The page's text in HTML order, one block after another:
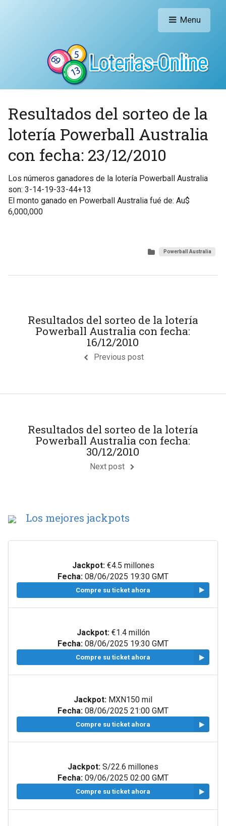
Menu
Resultados del sorteo de la
lotería Powerball Australia
con fecha: 23/12/2010
Los números ganadores de la lotería Powerball Australia
son: 3-14-19-33-44+13
El monto ganado en Powerball Australia fué de: Au$
6,000,000
Powerball Australia
Resultados del sorteo de la lotería
Powerball Australia con fecha:
16/12/2010
Previous post
Resultados del sorteo de la lotería
Powerball Australia con fecha:
30/12/2010
Next post
Los mejores jackpots
Jackpot:€4.5 millones
Fecha: 08/06/2025 19:30 GMT
Compre su ticket ahora
Jackpot:€1.4 millón
Fecha: 08/06/2025 19:30 GMT
Compre su ticket ahora
Jackpot: MXN150 mil
Fecha: 08/06/2025 21:00 GMT
Compre su ticket ahora
Jackpot: S/22.6 millones
Fecha: 09/06/2025 02:00 GMT
Compre su ticket ahora